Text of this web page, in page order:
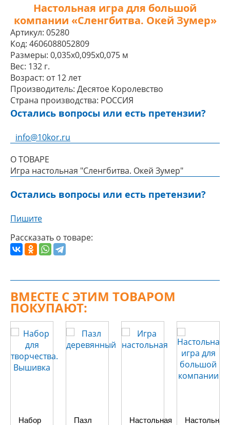
Настольная игра для большой
компании «Сленгбитва. Окей Зумер»
Артикул: 05280
Код: 4606088052809
Размеры: 0,035x0,095x0,075 м
Вес: 132 г.
Возраст: от 12 лет
Производитель: Десятое Королевство
Страна производства: РОССИЯ
Остались вопросы или есть претензии?
info@10kor.ru
О ТОВАРЕ
Игра настольная "Сленгбитва. Окей Зумер"
Остались вопросы или есть претензии?
Пишите
Рассказать о товаре:
ВМЕСТЕ С ЭТИМ ТОВАРОМ
ПОКУПАЮТ:
Набор
Пазл
Настольная
Настольная